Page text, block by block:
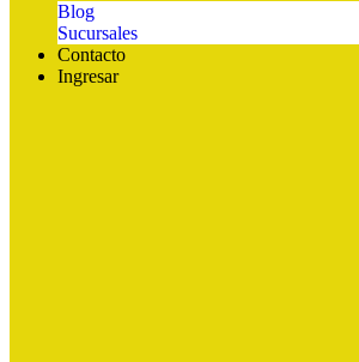
Blog
Sucursales
Contacto
Ingresar